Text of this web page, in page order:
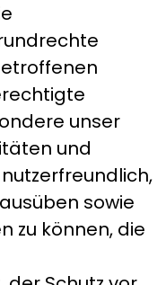
unser
und
sowie
zu können, die